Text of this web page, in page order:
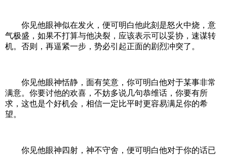
你见他眼神似在发火，便可明白他此刻是怒火中烧，意
气极盛，如果不打算与他决裂，应该表示可以妥协，速谋转
机。否则，再逼紧一步，势必引起正面的剧烈冲突了。
你见他眼神恬静，面有笑意，你可明白他对于某事非常
满意。你要讨他的欢喜，不妨多说几句恭维话，你要有所
求，这也是个好机会，相信一定比平时更容易满足你的希
望。
你见他眼神四射，神不守舍，便可明白他对于你的话已